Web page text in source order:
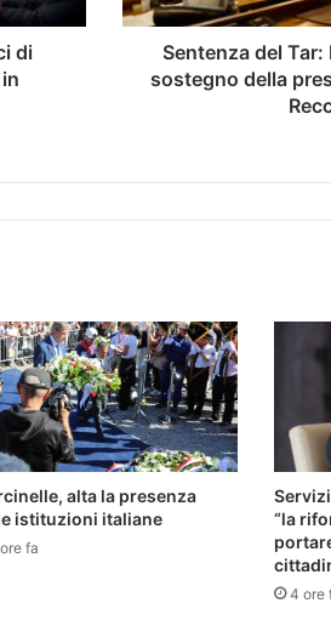
di
Sentenza del
sostegno della
alta la presenza
istituzioni italiane
fa
“la
4 ore